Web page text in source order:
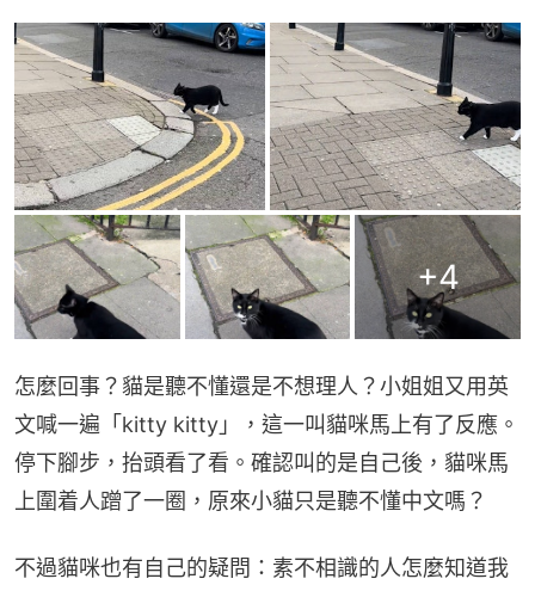
+4
怎麼回事？貓是聽不懂還是不想理人？小姐姐又用英
文喊一遍「kitty kitty」，這一叫貓咪馬上有了反應。
停下腳步，抬頭看了看。確認叫的是自己後，貓咪馬
上圍着人蹭了一圈，原來小貓只是聽不懂中文嗎？
不過貓咪也有自己的疑問：素不相識的人怎麼知道我